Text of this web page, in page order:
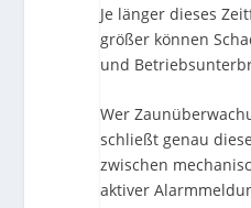
Je länger dieses
größer können
und
Wer
schließt genau
zwischen
aktiver